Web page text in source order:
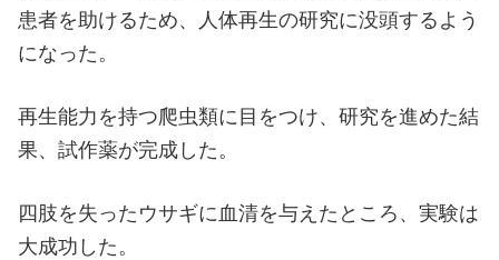
患者を助けるため、人体再生の研究に没頭するよう
になった。
再生能力を持つ爬虫類に目をつけ、研究を進めた結
果、試作薬が完成した。
四肢を失ったウサギに血清を与えたところ、実験は
大成功した。